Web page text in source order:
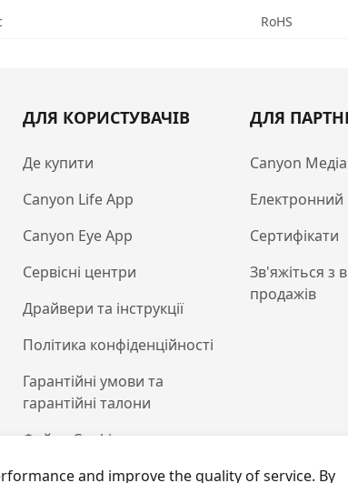
RoHS
ДЛЯ КОРИСТУВАЧІВ
Де купити
Canyon Life App
Canyon Eye App
Сервісні центри
Драйвери та інструкції
Політика конфіденційності
Гарантійні умови та
гарантійні талони
Файли Cookie
ДЛЯ
Canyon
Електронний
Сертифікати
Зв'яжіться з
продажів
and improve the quality of service. By